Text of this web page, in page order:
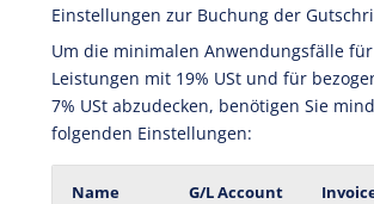
Einstellungen zur Buchung der
Um die minimalen Anwendungsfälle
Leistungen mit 19% USt und für
7% USt abzudecken, benötigen Sie
folgenden Einstellungen:
Name G/L Account